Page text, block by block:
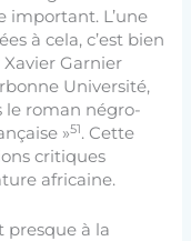
important. L’une
à cela, c’est bien
Garnier
Université,
le roman négro-
»51. Cette
critiques
africaine.
presque à la